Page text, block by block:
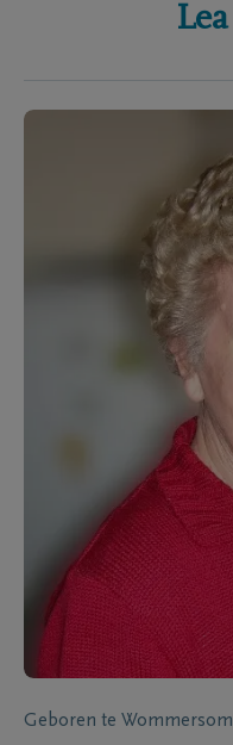
Lea
Geboren te Wommersom